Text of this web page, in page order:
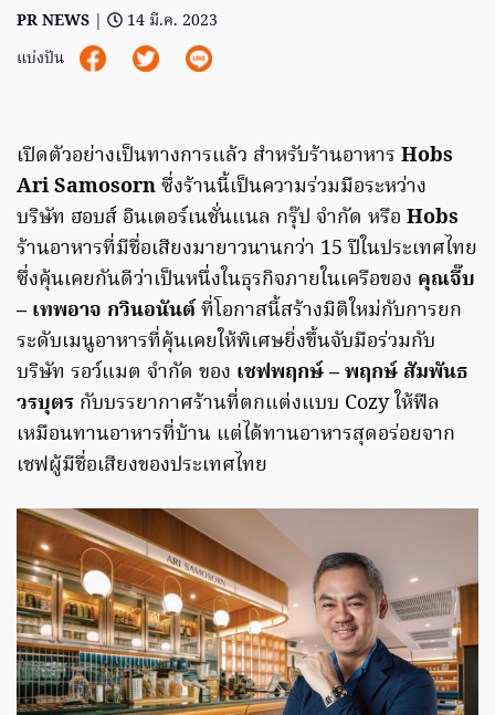
PR NEWS |
14 มี.ค. 2023
แบ่งปัน
เปิดตัวอย่างเป็นทางการแล้ว สำหรับร้านอาหาร Hobs
Ari Samosornซึ่งร้านนี้เป็นความร่วมมือระหว่าง
บริษัท ฮอบส์ อินเตอร์เนชั่นแนล กรุ๊ป จำกัด หรือ Hobs
ร้านอาหารที่มีชื่อเสียงมายาวนานกว่า 15 ปีในประเทศไทย
ซึ่งคุ้นเคยกันดีว่าเป็นหนึ่งในธุรกิจภายในเครือของ คุณจี๊บ
– เทพอาจ กวินอนันต์ที่โอกาสนี้สร้างมิติใหม่กับการยก
ระดับเมนูอาหารที่คุ้นเคยให้พิเศษยิ่งขึ้นจับมือร่วมกับ
บริษัท รอว์แมต จำกัด ของ เชฟพฤกษ์ – พฤกษ์ สัมพันธ
วรบุตร กับบรรยากาศร้านที่ตกแต่งแบบ Cozy ให้ฟีล
เหมือนทานอาหารที่บ้าน แต่ได้ทานอาหารสุดอร่อยจาก
เชฟผู้มีชื่อเสียงของประเทศไทย